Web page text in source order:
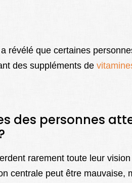
révélé que certaines
des suppléments de
des personnes
rarement toute leur
centrale peut être